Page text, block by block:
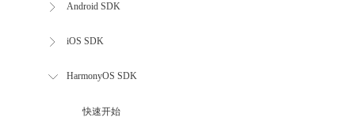
Android SDK
iOS SDK
HarmonyOS SDK
快速开始